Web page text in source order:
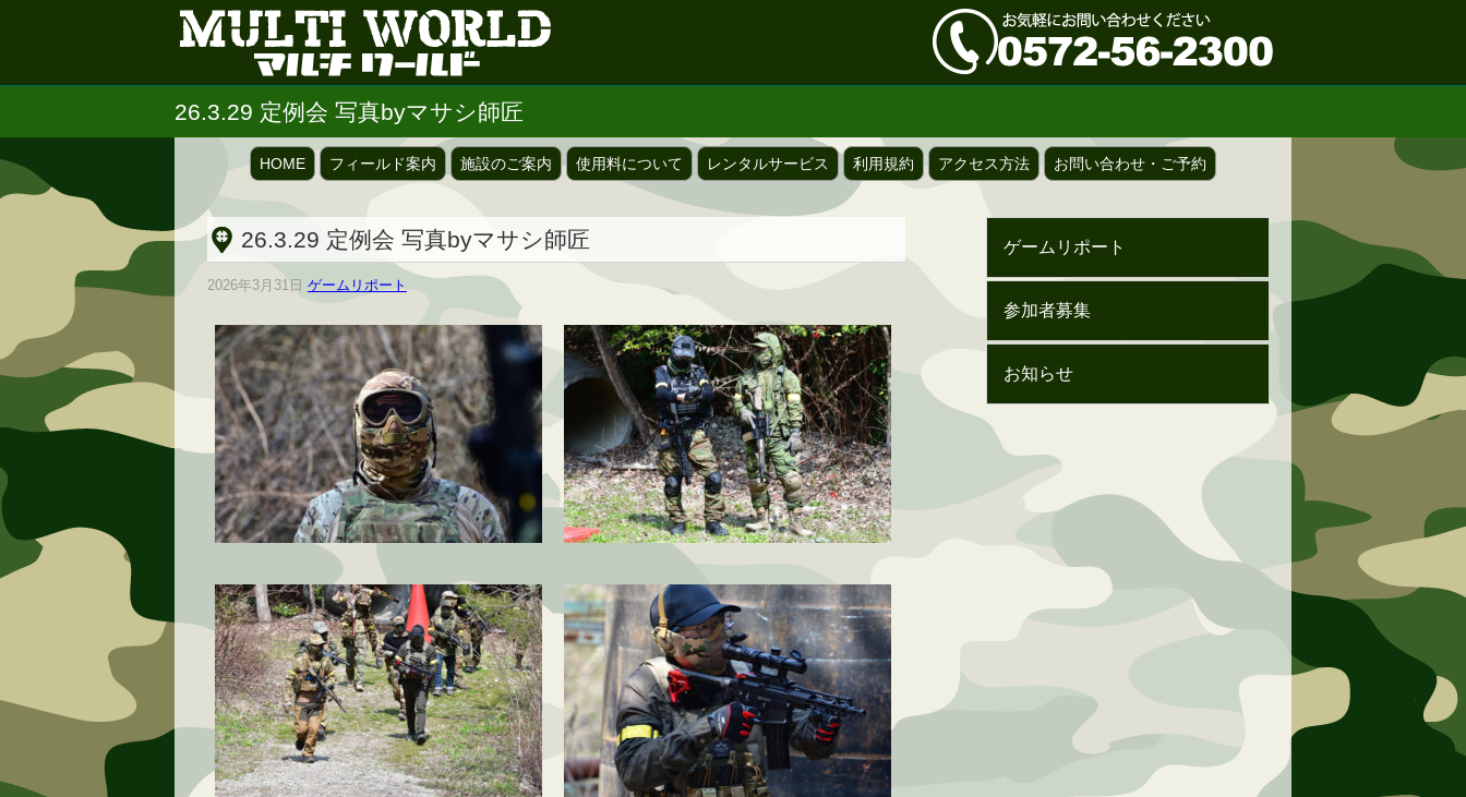
26.3.29 定例会 写真byマサシ師匠
HOME フィールド案内 施設のご案内 使用料について レンタルサービス 利用規約 アクセス方法 お問い合わせ・ご予約
26.3.29 定例会 写真byマサシ師匠
2026年3月31日 ゲームリポート
ゲームリポート
参加者募集
お知らせ